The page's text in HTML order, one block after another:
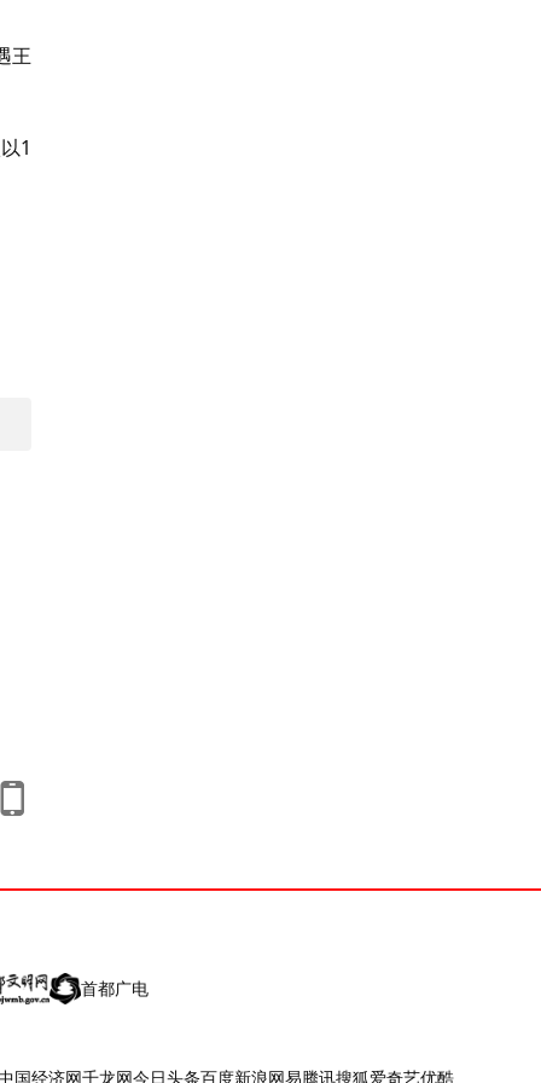
王
1
首都广电
国经济网千龙网今日头条百度新浪网易腾讯搜狐爱奇艺优酷